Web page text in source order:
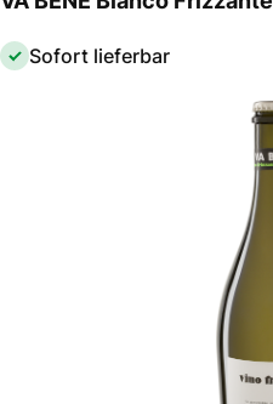
Sofort lieferbar